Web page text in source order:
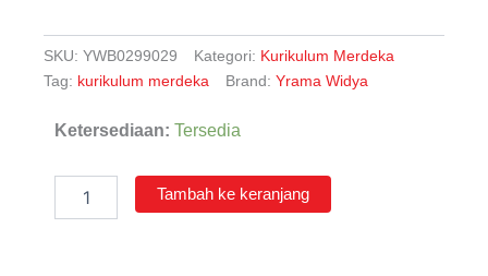
SKU: YWB0299029 Kategori: Kurikulum Merdeka
Tag: kurikulum merdeka Brand: Yrama Widya
Ketersediaan: Tersedia
Kuantitas
untuk
SD/MI
Tambah ke keranjang